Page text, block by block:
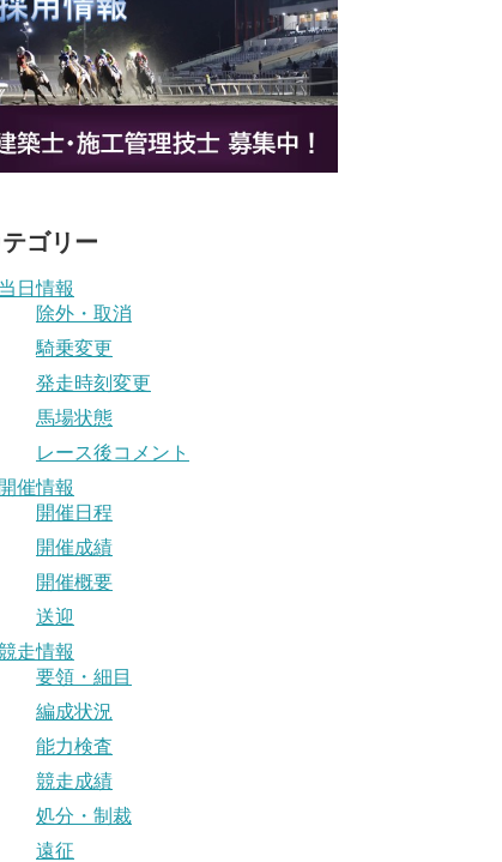
ゴリー
当日情報
除外・取消
騎乗変更
発走時刻変更
馬場状態
レース後コメント
開催情報
開催日程
開催成績
開催概要
送迎
走情報
要領・細目
編成状況
能力検査
競走成績
処分・制裁
遠征